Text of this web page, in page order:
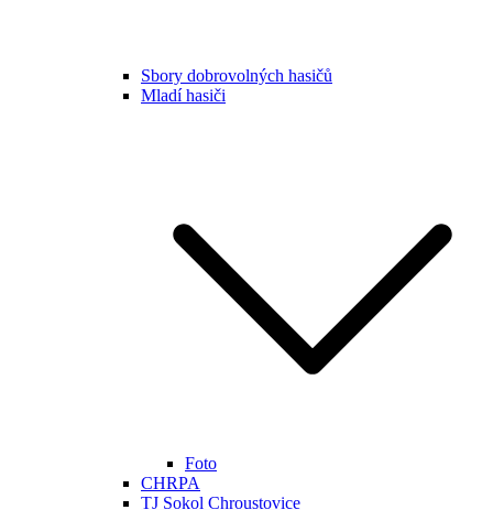
Sbory dobrovolných hasičů
Mladí hasiči
Foto
CHRPA
TJ Sokol Chroustovice